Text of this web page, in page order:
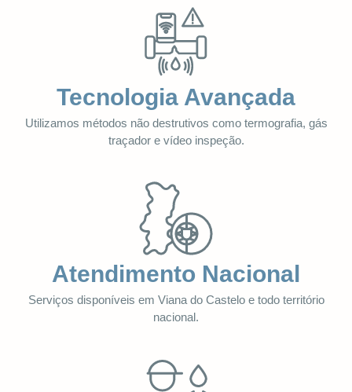
Tecnologia Avançada
Utilizamos métodos não destrutivos como termografia, gás
traçador e vídeo inspeção.
Atendimento Nacional
Serviços disponíveis em Viana do Castelo e todo território
nacional.